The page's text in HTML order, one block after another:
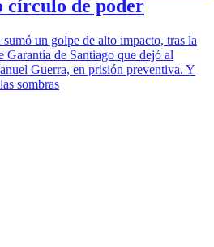
círculo de poder
un golpe de alto impacto, tras la
Garantía de Santiago que dejó al
Guerra, en prisión preventiva. Y
sombras